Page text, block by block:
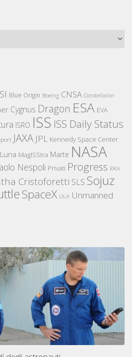
Blue Origin Boeing CNSA Constellation
Cygnus Dragon ESA EVA
ISRO ISS ISS Daily Status
JAXA JPL Kennedy Space Center
Luna MagISStra Marte NASA
Nespoli Privati Progress RKA
Cristoforetti SLS Sojuz
SpaceX ULA Unmanned